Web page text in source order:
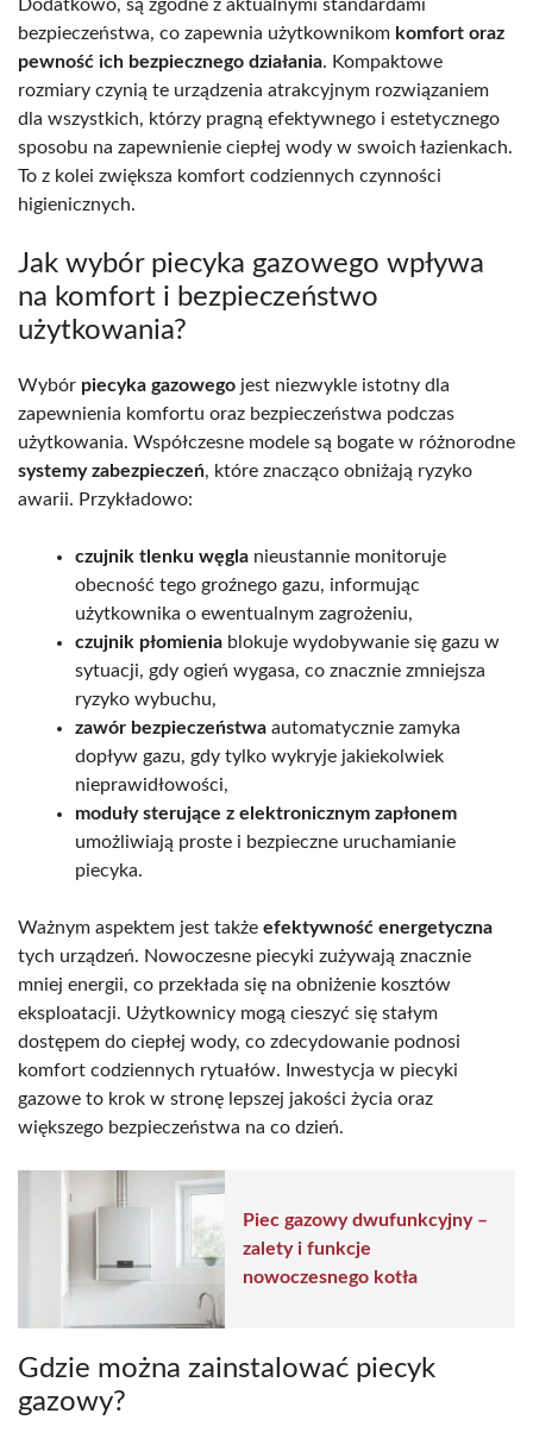
Dodatkowo, są zgodne z aktualnymi standardami
bezpieczeństwa, co zapewnia użytkownikom komfort oraz
pewność ich bezpiecznego działania. Kompaktowe
rozmiary czynią te urządzenia atrakcyjnym rozwiązaniem
dla wszystkich, którzy pragną efektywnego i estetycznego
sposobu na zapewnienie ciepłej wody w swoich łazienkach.
To z kolei zwiększa komfort codziennych czynności
higienicznych.
Jak wybór piecyka gazowego wpływa
na komfort i bezpieczeństwo
użytkowania?
Wybór piecyka gazowego jest niezwykle istotny dla
zapewnienia komfortu oraz bezpieczeństwa podczas
użytkowania. Współczesne modele są bogate w różnorodne
systemy zabezpieczeń, które znacząco obniżają ryzyko
awarii. Przykładowo:
czujnik tlenku węgla nieustannie monitoruje
obecność tego groźnego gazu, informując
użytkownika o ewentualnym zagrożeniu,
czujnik płomienia blokuje wydobywanie się gazu w
sytuacji, gdy ogień wygasa, co znacznie zmniejsza
ryzyko wybuchu,
zawór bezpieczeństwa automatycznie zamyka
dopływ gazu, gdy tylko wykryje jakiekolwiek
nieprawidłowości,
moduły sterujące z elektronicznym zapłonem
umożliwiają proste i bezpieczne uruchamianie
piecyka.
Ważnym aspektem jest także efektywność energetyczna
tych urządzeń. Nowoczesne piecyki zużywają znacznie
mniej energii, co przekłada się na obniżenie kosztów
eksploatacji. Użytkownicy mogą cieszyć się stałym
dostępem do ciepłej wody, co zdecydowanie podnosi
komfort codziennych rytuałów. Inwestycja w piecyki
gazowe to krok w stronę lepszej jakości życia oraz
większego bezpieczeństwa na co dzień.
Piec gazowy dwufunkcyjny –
zalety i funkcje
nowoczesnego kotła
Gdzie można zainstalować piecyk
gazowy?